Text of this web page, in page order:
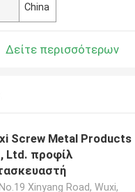
China
Δείτε περισσότερων
Screw Metal Products
Ltd. προφίλ
No.19 Xinyang Road, Wuxi,